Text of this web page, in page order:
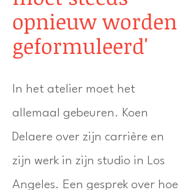
opnieuw worden
geformuleerd'
In het atelier moet het
allemaal gebeuren. Koen
Delaere over zijn carrière en
zijn werk in zijn studio in Los
Angeles. Een gesprek over hoe